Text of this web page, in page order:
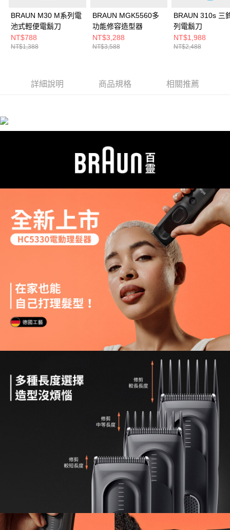
BRAUN M30 M系列電
池式輕便電鬍刀
NT$788
NT$1,388
BRAUN MGK5560多
功能修容造型器
NT$3,288
NT$3,588
BRAUN 310s 三鋒系
列電鬍刀
NT$1,988
NT$2,488
詳細說明 商品規格 相關推薦